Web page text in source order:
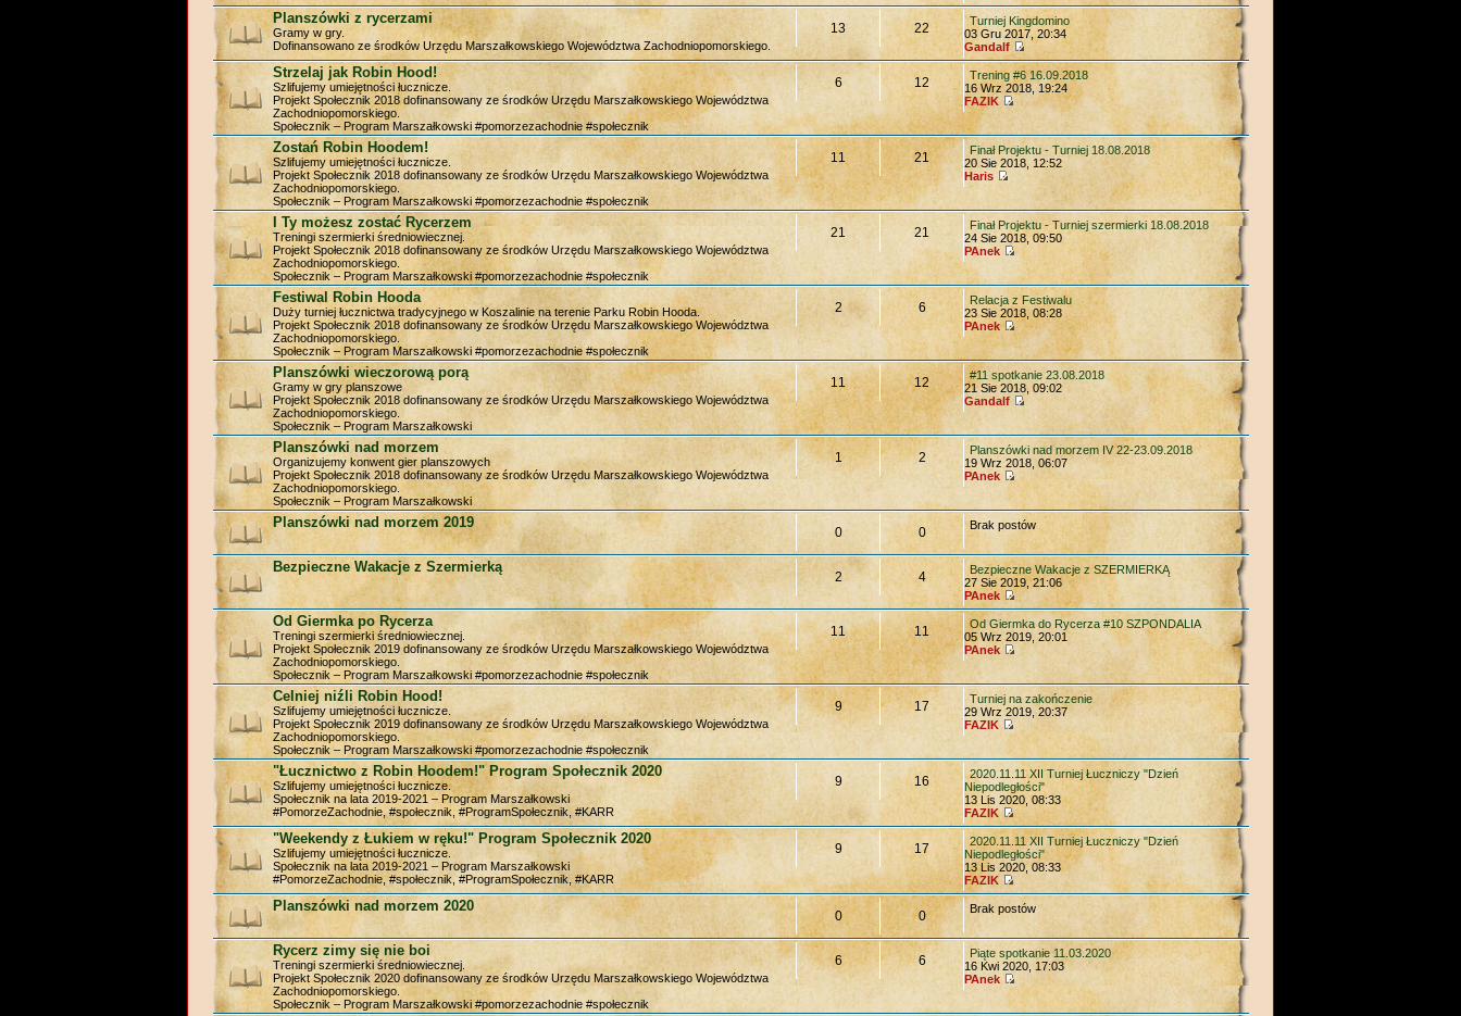
Planszówki z rycerzami
Gramy w gry.
Dofinansowano ze środków Urzędu Marszałkowskiego Województwa Zachodniopomorskiego.
13 22
Turniej Kingdomino
03 Gru 2017, 20:34
Gandalf
Strzelaj jak Robin Hood!
Szlifujemy umiejętności łucznicze.
Projekt Społecznik 2018 dofinansowany ze środków Urzędu Marszałkowskiego Województwa
Zachodniopomorskiego.
Społecznik – Program Marszałkowski #pomorzezachodnie #społecznik
6 12
Trening #6 16.09.2018
16 Wrz 2018, 19:24
FAZIK
Zostań Robin Hoodem!
Szlifujemy umiejętności łucznicze.
Projekt Społecznik 2018 dofinansowany ze środków Urzędu Marszałkowskiego Województwa
Zachodniopomorskiego.
Społecznik – Program Marszałkowski #pomorzezachodnie #społecznik
11 21
Finał Projektu - Turniej 18.08.2018
20 Sie 2018, 12:52
Haris
I Ty możesz zostać Rycerzem
Treningi szermierki średniowiecznej.
Projekt Społecznik 2018 dofinansowany ze środków Urzędu Marszałkowskiego Województwa
Zachodniopomorskiego.
Społecznik – Program Marszałkowski #pomorzezachodnie #społecznik
21 21
Finał Projektu - Turniej szermierki 18.08.2018
24 Sie 2018, 09:50
PAnek
Festiwal Robin Hooda
Duży turniej łucznictwa tradycyjnego w Koszalinie na terenie Parku Robin Hooda.
Projekt Społecznik 2018 dofinansowany ze środków Urzędu Marszałkowskiego Województwa
Zachodniopomorskiego.
Społecznik – Program Marszałkowski #pomorzezachodnie #społecznik
2 6
Relacja z Festiwalu
23 Sie 2018, 08:28
PAnek
Planszówki wieczorową porą
Gramy w gry planszowe
Projekt Społecznik 2018 dofinansowany ze środków Urzędu Marszałkowskiego Województwa
Zachodniopomorskiego.
Społecznik – Program Marszałkowski
11 12
#11 spotkanie 23.08.2018
21 Sie 2018, 09:02
Gandalf
Planszówki nad morzem
Organizujemy konwent gier planszowych
Projekt Społecznik 2018 dofinansowany ze środków Urzędu Marszałkowskiego Województwa
Zachodniopomorskiego.
Społecznik – Program Marszałkowski
1 2
Planszówki nad morzem IV 22-23.09.2018
19 Wrz 2018, 06:07
PAnek
Planszówki nad morzem 2019
0 0 Brak postów
Bezpieczne Wakacje z Szermierką
2 4
Bezpieczne Wakacje z SZERMIERKĄ
27 Sie 2019, 21:06
PAnek
Od Giermka po Rycerza
Treningi szermierki średniowiecznej.
Projekt Społecznik 2019 dofinansowany ze środków Urzędu Marszałkowskiego Województwa
Zachodniopomorskiego.
Społecznik – Program Marszałkowski #pomorzezachodnie #społecznik
11 11
Od Giermka do Rycerza #10 SZPONDALIA
05 Wrz 2019, 20:01
PAnek
Celniej niźli Robin Hood!
Szlifujemy umiejętności łucznicze.
Projekt Społecznik 2019 dofinansowany ze środków Urzędu Marszałkowskiego Województwa
Zachodniopomorskiego.
Społecznik – Program Marszałkowski #pomorzezachodnie #społecznik
9 17
Turniej na zakończenie
29 Wrz 2019, 20:37
FAZIK
"Łucznictwo z Robin Hoodem!" Program Społecznik 2020
Szlifujemy umiejętności łucznicze.
Społecznik na lata 2019-2021 – Program Marszałkowski
#PomorzeZachodnie, #społecznik, #ProgramSpołecznik, #KARR
9 16
2020.11.11 XII Turniej Łuczniczy "Dzień
Niepodległości"
13 Lis 2020, 08:33
FAZIK
"Weekendy z Łukiem w ręku!" Program Społecznik 2020
Szlifujemy umiejętności łucznicze.
Społecznik na lata 2019-2021 – Program Marszałkowski
#PomorzeZachodnie, #społecznik, #ProgramSpołecznik, #KARR
9 17
2020.11.11 XII Turniej Łuczniczy "Dzień
Niepodległości"
13 Lis 2020, 08:33
FAZIK
Planszówki nad morzem 2020
0 0 Brak postów
Rycerz zimy się nie boi
Treningi szermierki średniowiecznej.
Projekt Społecznik 2020 dofinansowany ze środków Urzędu Marszałkowskiego Województwa
Zachodniopomorskiego.
Społecznik – Program Marszałkowski #pomorzezachodnie #społecznik
6 6
Piąte spotkanie 11.03.2020
16 Kwi 2020, 17:03
PAnek